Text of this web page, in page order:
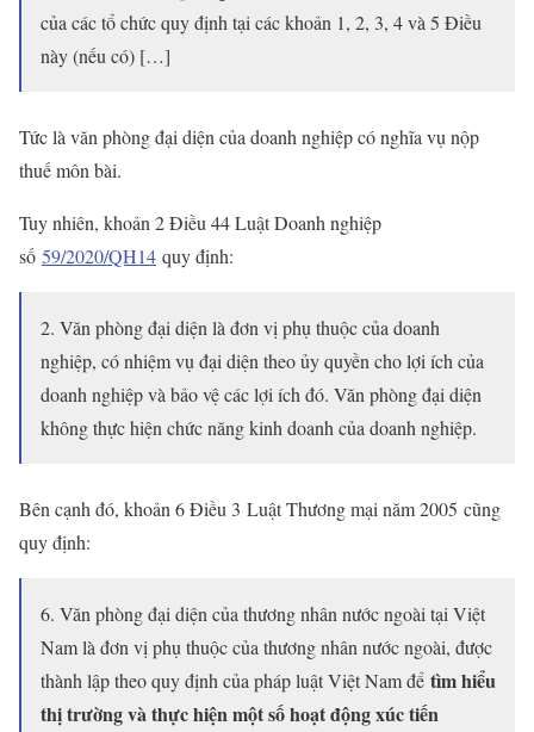
của các tổ chức quy định tại các khoản 1, 2, 3, 4 và 5 Điều
này (nếu có) […]
Tức là văn phòng đại diện của doanh nghiệp có nghĩa vụ nộp
thuế môn bài.
Tuy nhiên, khoản 2 Điều 44 Luật Doanh nghiệp
số 59/2020/QH14 quy định:
2. Văn phòng đại diện là đơn vị phụ thuộc của doanh
nghiệp, có nhiệm vụ đại diện theo ủy quyền cho lợi ích của
doanh nghiệp và bảo vệ các lợi ích đó. Văn phòng đại diện
không thực hiện chức năng kinh doanh của doanh nghiệp.
Bên cạnh đó, khoản 6 Điều 3 Luật Thương mại năm 2005 cũng
quy định:
6. Văn phòng đại diện của thương nhân nước ngoài tại Việt
Nam là đơn vị phụ thuộc của thương nhân nước ngoài, được
thành lập theo quy định của pháp luật Việt Nam để tìm hiểu
thị trường và thực hiện một số hoạt động xúc tiến